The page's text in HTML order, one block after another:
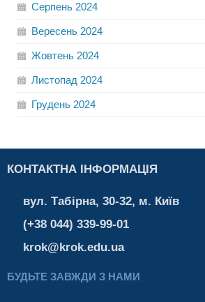
Серпень 2024
Вересень 2024
Жовтень 2024
Листопад 2024
Грудень 2024
КОНТАКТНА ІНФОРМАЦІЯ
вул. Табірна, 30-32, м. Київ
(+38 044) 339-99-01
krok@krok.edu.ua
БУДЬТЕ ЗАВЖДИ З НАМИ